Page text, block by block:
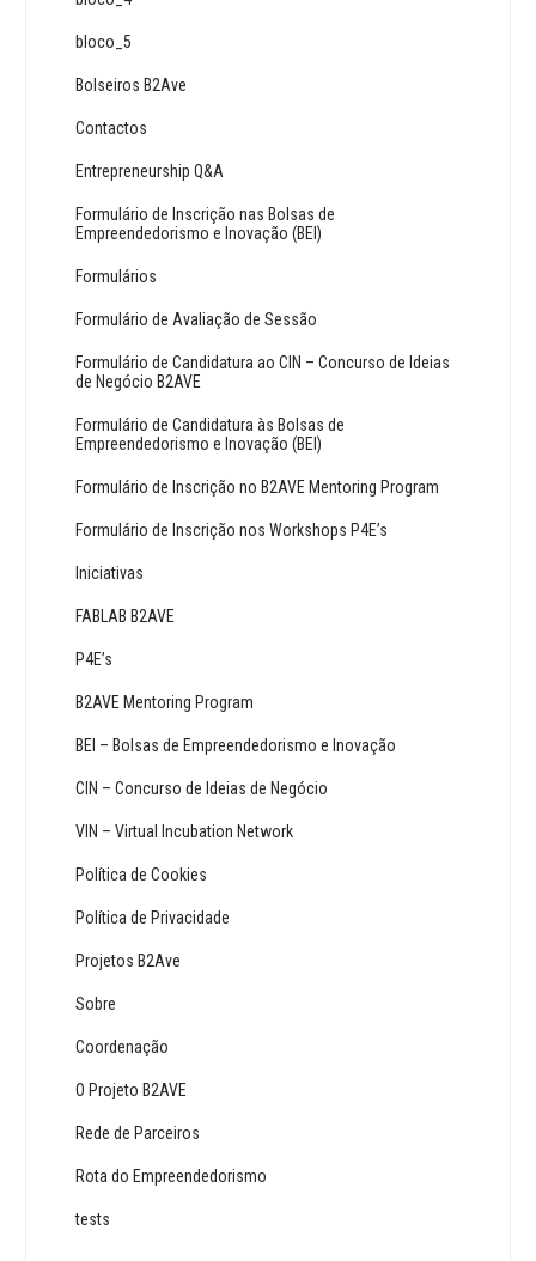
bloco_5
Bolseiros B2Ave
Contactos
Entrepreneurship Q&A
Formulário de Inscrição nas Bolsas de
Empreendedorismo e Inovação (BEI)
Formulários
Formulário de Avaliação de Sessão
Formulário de Candidatura ao CIN – Concurso de Ideias
de Negócio B2AVE
Formulário de Candidatura às Bolsas de
Empreendedorismo e Inovação (BEI)
Formulário de Inscrição no B2AVE Mentoring Program
Formulário de Inscrição nos Workshops P4E’s
Iniciativas
FABLAB B2AVE
P4E’s
B2AVE Mentoring Program
BEI – Bolsas de Empreendedorismo e Inovação
CIN – Concurso de Ideias de Negócio
VIN – Virtual Incubation Network
Política de Cookies
Política de Privacidade
Projetos B2Ave
Sobre
Coordenação
O Projeto B2AVE
Rede de Parceiros
Rota do Empreendedorismo
tests